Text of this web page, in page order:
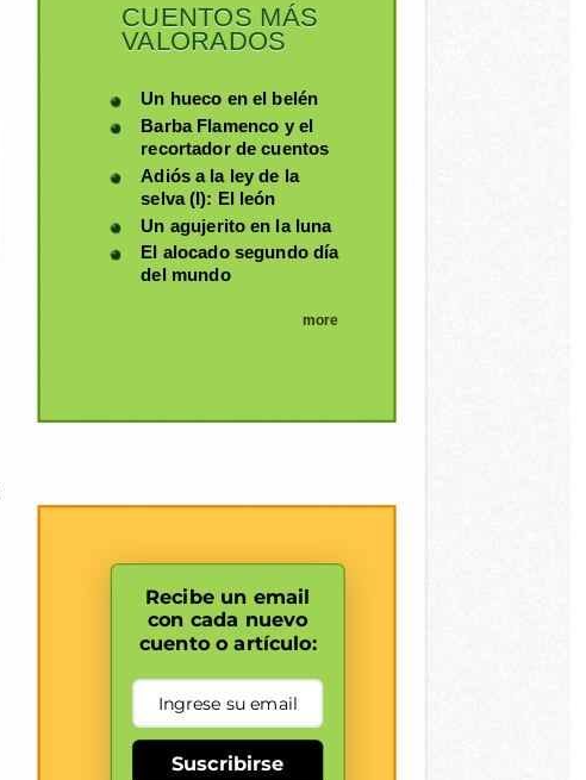
CUENTOS MÁS
VALORADOS
Un hueco en el belén
Barba Flamenco y el
recortador de cuentos
Adiós a la ley de la
selva (I): El león
Un agujerito en la luna
El alocado segundo día
del mundo
more
Recibe un email
con cada nuevo
cuento o artículo:
Suscribirse